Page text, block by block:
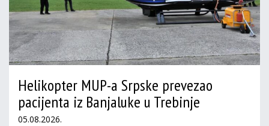
Helikopter MUP-a Srpske prevezao
pacijenta iz Banjaluke u Trebinje
05.08.2026.